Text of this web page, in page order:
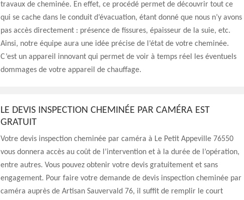
travaux de cheminée. En effet, ce procédé permet de découvrir tout ce
qui se cache dans le conduit d’évacuation, étant donné que nous n’y avons
pas accès directement : présence de fissures, épaisseur de la suie, etc.
Ainsi, notre équipe aura une idée précise de l’état de votre cheminée.
C’est un appareil innovant qui permet de voir à temps réel les éventuels
dommages de votre appareil de chauffage.
LE DEVIS INSPECTION CHEMINÉE PAR CAMÉRA EST
GRATUIT
Votre devis inspection cheminée par caméra à Le Petit Appeville 76550
vous donnera accès au coût de l’intervention et à la durée de l’opération,
entre autres. Vous pouvez obtenir votre devis gratuitement et sans
engagement. Pour faire votre demande de devis inspection cheminée par
caméra auprès de Artisan Sauvervald 76, il suffit de remplir le court